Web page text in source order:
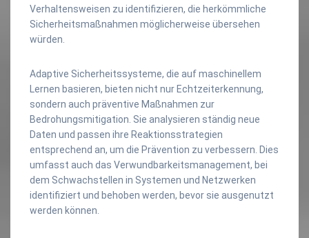
Verhaltensweisen zu identifizieren, die herkömmliche
Sicherheitsmaßnahmen möglicherweise übersehen
würden.
Adaptive Sicherheitssysteme, die auf maschinellem
Lernen basieren, bieten nicht nur Echtzeiterkennung,
sondern auch präventive Maßnahmen zur
Bedrohungsmitigation. Sie analysieren ständig neue
Daten und passen ihre Reaktionsstrategien
entsprechend an, um die Prävention zu verbessern. Dies
umfasst auch das Verwundbarkeitsmanagement, bei
dem Schwachstellen in Systemen und Netzwerken
identifiziert und behoben werden, bevor sie ausgenutzt
werden können.